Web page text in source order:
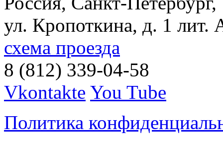
ул. Кропоткина, д. 1 лит.
схема проезда
8 (812) 339-04-58
Vkontakte You Tube
Политика